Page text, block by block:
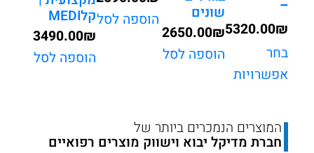
–
₪
5320.00
טווח
מחירים:
עד
בחר
אפשרויות
שונים
₪
2650.00
הוספה לסל
הוספה לסלקלMEDI
₪
3490.00
הוספה לסל
המוצרים הנמכרים ביותר של
חברת מדיקל יבוא וישווק מוצרים רפואיים